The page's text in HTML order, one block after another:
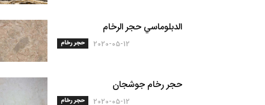
الدبلوماسي حجر الرخام
حجر رخام 2020-05-12
حجر رخام جوشجان
حجر رخام 2020-05-12